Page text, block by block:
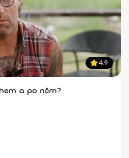
4.9
a po něm?